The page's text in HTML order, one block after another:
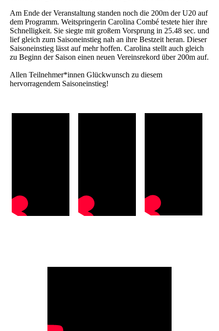
Am Ende der Veranstaltung standen noch die 200m der U20 auf
dem Programm. Weitspringerin Carolina Combé testete hier ihre
Schnelligkeit. Sie siegte mit großem Vorsprung in 25.48 sec. und
lief gleich zum Saisoneinstieg nah an ihre Bestzeit heran. Dieser
Saisoneinstieg lässt auf mehr hoffen. Carolina stellt auch gleich
zu Beginn der Saison einen neuen Vereinsrekord über 200m auf.
Allen Teilnehmer*innen Glückwunsch zu diesem
hervorragendem Saisoneinstieg!